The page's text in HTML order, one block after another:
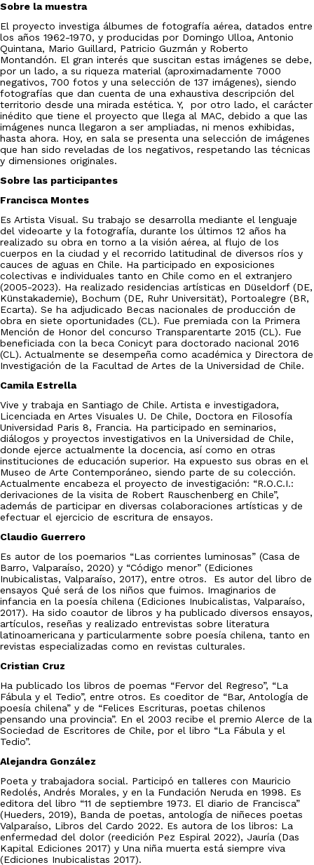
Sobre la muestra
El proyecto investiga álbumes de fotografía aérea, datados entre
los años 1962-1970, y producidas por Domingo Ulloa, Antonio
Quintana, Mario Guillard, Patricio Guzmán y Roberto
Montandón. El gran interés que suscitan estas imágenes se debe,
por un lado, a su riqueza material (aproximadamente 7000
negativos, 700 fotos y una selección de 137 imágenes), siendo
fotografías que dan cuenta de una exhaustiva descripción del
territorio desde una mirada estética. Y, por otro lado, el carácter
inédito que tiene el proyecto que llega al MAC, debido a que las
imágenes nunca llegaron a ser ampliadas, ni menos exhibidas,
hasta ahora. Hoy, en sala se presenta una selección de imágenes
que han sido reveladas de los negativos, respetando las técnicas
y dimensiones originales.
Sobre las participantes
Francisca Montes
Es Artista Visual. Su trabajo se desarrolla mediante el lenguaje
del videoarte y la fotografía, durante los últimos 12 años ha
realizado su obra en torno a la visión aérea, al flujo de los
cuerpos en la ciudad y el recorrido latitudinal de diversos ríos y
cauces de aguas en Chile. Ha participado en exposiciones
colectivas e individuales tanto en Chile como en el extranjero
(2005-2023). Ha realizado residencias artísticas en Düseldorf (DE,
Künstakademie), Bochum (DE, Ruhr Universität), Portoalegre (BR,
Ecarta). Se ha adjudicado Becas nacionales de producción de
obra en siete oportunidades (CL). Fue premiada con la Primera
Mención de Honor del concurso Transparentarte 2015 (CL). Fue
beneficiada con la beca Conicyt para doctorado nacional 2016
(CL). Actualmente se desempeña como académica y Directora de
Investigación de la Facultad de Artes de la Universidad de Chile.
Camila Estrella
Vive y trabaja en Santiago de Chile. Artista e investigadora,
Licenciada en Artes Visuales U. De Chile, Doctora en Filosofía
Universidad Paris 8, Francia. Ha participado en seminarios,
diálogos y proyectos investigativos en la Universidad de Chile,
donde ejerce actualmente la docencia, así como en otras
instituciones de educación superior. Ha expuesto sus obras en el
Museo de Arte Contemporáneo, siendo parte de su colección.
Actualmente encabeza el proyecto de investigación: “R.O.C.I.:
derivaciones de la visita de Robert Rauschenberg en Chile”,
además de participar en diversas colaboraciones artísticas y de
efectuar el ejercicio de escritura de ensayos.
Claudio Guerrero
Es autor de los poemarios “Las corrientes luminosas” (Casa de
Barro, Valparaíso, 2020) y “Código menor” (Ediciones
Inubicalistas, Valparaíso, 2017), entre otros. Es autor del libro de
ensayos Qué será de los niños que fuimos. Imaginarios de
infancia en la poesía chilena (Ediciones Inubicalistas, Valparaíso,
2017). Ha sido coautor de libros y ha publicado diversos ensayos,
artículos, reseñas y realizado entrevistas sobre literatura
latinoamericana y particularmente sobre poesía chilena, tanto en
revistas especializadas como en revistas culturales.
Cristian Cruz
Ha publicado los libros de poemas “Fervor del Regreso”, “La
Fábula y el Tedio”, entre otros. Es coeditor de “Bar, Antología de
poesía chilena” y de “Felices Escrituras, poetas chilenos
pensando una provincia”. En el 2003 recibe el premio Alerce de la
Sociedad de Escritores de Chile, por el libro “La Fábula y el
Tedio”.
Alejandra González
Poeta y trabajadora social. Participó en talleres con Mauricio
Redolés, Andrés Morales, y en la Fundación Neruda en 1998. Es
editora del libro “11 de septiembre 1973. El diario de Francisca”
(Hueders, 2019), Banda de poetas, antología de niñeces poetas
Valparaíso, Libros del Cardo 2022. Es autora de los libros: La
enfermedad del dolor (reedición Pez Espiral 2022), Jauría (Das
Kapital Ediciones 2017) y Una niña muerta está siempre viva
(Ediciones Inubicalistas 2017).